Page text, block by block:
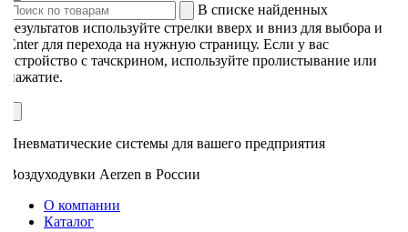
В списке найденных
используйте стрелки вверх и вниз для выбора и
для перехода на нужную страницу. Если у вас
с тачскрином, используйте пролистывание или
системы для вашего предприятия
Aerzen в России
О компании
Каталог